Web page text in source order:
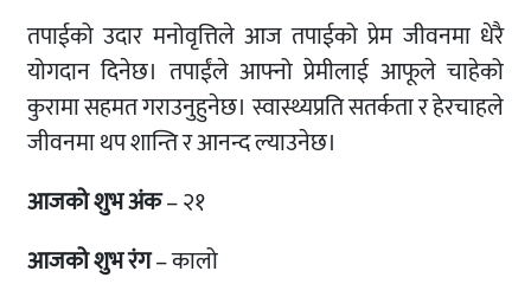
तपाईको उदार मनोवृत्तिले आज तपाईको प्रेम जीवनमा धेरै
योगदान दिनेछ। तपाईंले आफ्नो प्रेमीलाई आफूले चाहेको
कुरामा सहमत गराउनुहुनेछ। स्वास्थ्यप्रति सतर्कता र हेरचाहले
जीवनमा थप शान्ति र आनन्द ल्याउनेछ।
आजको शुभ अंक– २१
आजको शुभ रंग– कालो